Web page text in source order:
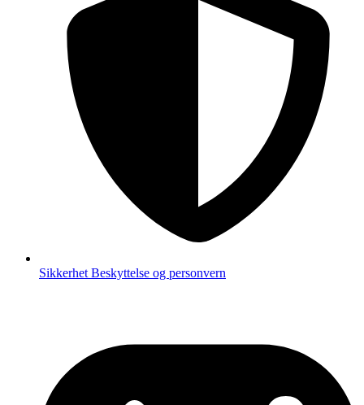
Sikkerhet Beskyttelse og personvern